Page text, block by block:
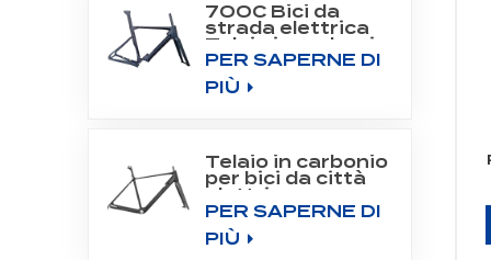
700C Bici da
strada elettrica
Telaio in carbonio
Fit Bafang Motor
M800
PER SAPERNE DI
PIÙ
Telaio in carbonio
per bici da città
elettrica con
motore
posteriore 700C
PER SAPERNE DI
PIÙ